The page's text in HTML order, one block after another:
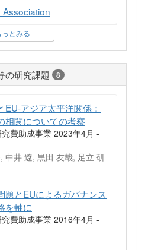
っとみる
の研究課題 8
アジア太平洋関係：
相関についての考察
費助成事業 2023年4月 -
中井 遼, 黒田 友哉, 足立 研
題とEUによるガバナンス
を軸に
費助成事業 2016年4月 -